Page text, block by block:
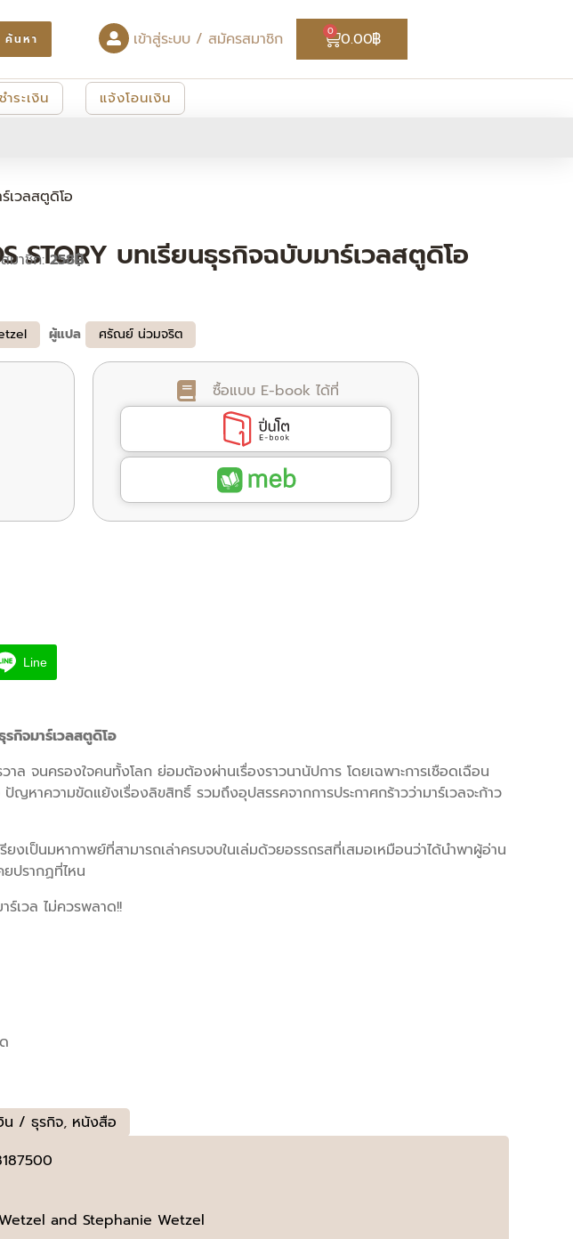
ค้นหา เข้าสู่ระบบ / สมัครสมาชิก 0.00฿
0
Cart
ำระเงิน แจ้งโอนเงิน
เวลสตูดิโอ
STORY บทเรียนธุรกิจฉบับมาร์เวลสตูดิโอ
สมาชิก:258฿
ผู้แปล ศรัณย์ น่วมจริต
ซื้อแบบ E-book ได้ที่
Line
รกิจมาร์เวลสตูดิโอ
าล จนครองใจคนทั้งโลก ย่อมต้องผ่านเรื่องราวนานัปการ โดยเฉพาะการเชือดเฉือน
ปัญหาความขัดแย้งเรื่องลิขสิทธิ์ รวมถึงอุปสรรคจากการประกาศกร้าวว่ามาร์เวลจะก้าว
งเป็นมหากาพย์ที่สามารถเล่าครบจบในเล่มด้วยอรรถรสที่เสมอเหมือนว่าได้นำพาผู้อ่าน
ยปรากฏที่ไหน
ร์เวล ไม่ควรพลาด!!
น / ธุรกิจ, หนังสือ
and Stephanie Wetzel